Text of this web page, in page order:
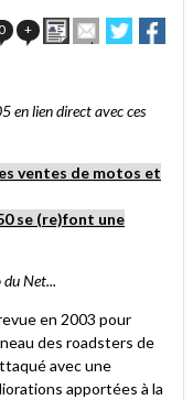
+ ImprimerEnvoyer
cet
ami
Partager
sur
sur
en lien direct avec ces
ventes de motos et
se (re)font une
Net...
en 2003 pour
des roadsters de
avec une
apportées à la